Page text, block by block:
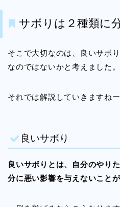
サボりは２種類に
そこで大切なのは、良いサボ
なのではないかと考えました。
それでは解説していきますねー
良いサボり
良いサボりとは、自分のやり
分に悪い影響を与えないこと